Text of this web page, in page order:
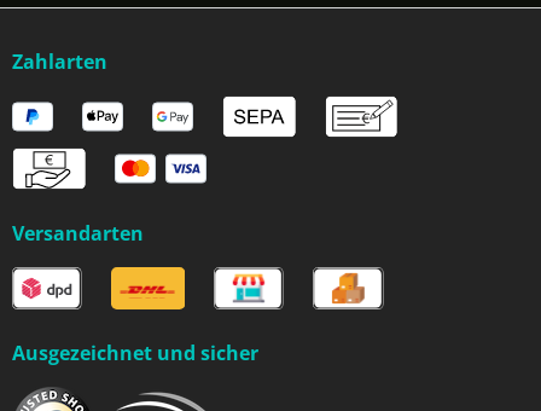
Zahlarten
Versandarten
Ausgezeichnet und sicher